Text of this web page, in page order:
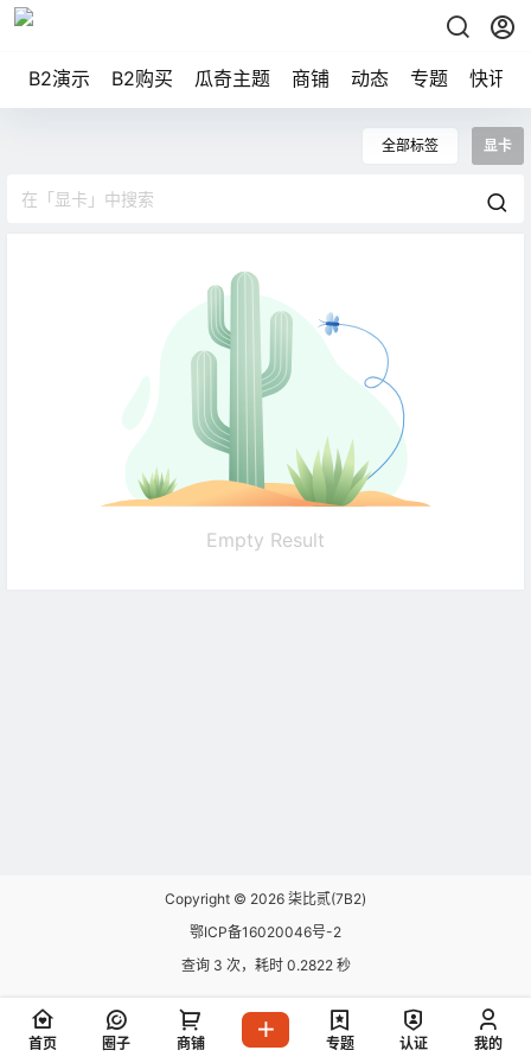
B2演示 B2购买 瓜奇主题 商铺 动态 专题 快讯
全部标签 显卡
Empty Result
Copyright © 2026 柒比贰(7B2)
鄂ICP备16020046号-2
查询 3 次，耗时 0.2822 秒
首页 圈子 商铺 专题 认证 我的